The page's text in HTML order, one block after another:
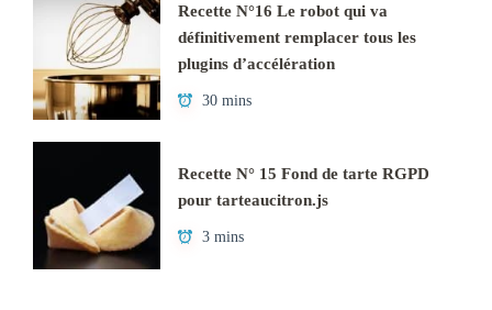
Recette N°16 Le robot qui va
définitivement remplacer tous les
plugins d’accélération
30 mins
Recette N° 15 Fond de tarte RGPD
pour tarteaucitron.js
3 mins